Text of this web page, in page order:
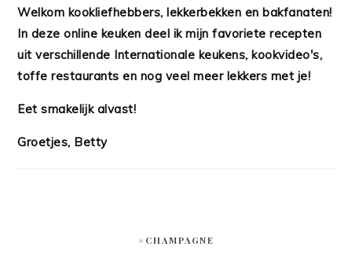
Welkom kookliefhebbers, lekkerbekken en bakfanaten!
In deze online keuken deel ik mijn favoriete recepten
uit verschillende Internationale keukens, kookvideo's,
toffe restaurants en nog veel meer lekkers met je!
Eet smakelijk alvast!
Groetjes, Betty
#CHAMPAGNE